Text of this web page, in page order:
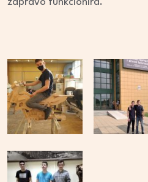
zapravo funkcionira.